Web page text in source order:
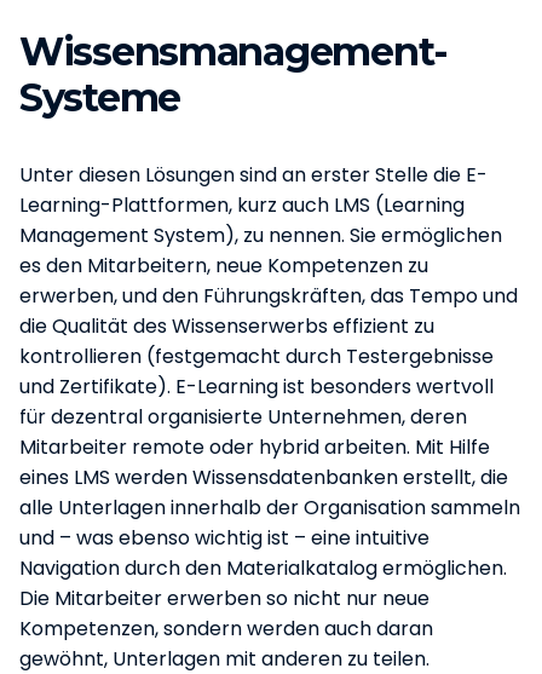
Wissensmanagement-
Systeme
Unter diesen Lösungen sind an erster Stelle die E-
Learning-Plattformen, kurz auch LMS (Learning
Management System), zu nennen. Sie ermöglichen
es den Mitarbeitern, neue Kompetenzen zu
erwerben, und den Führungskräften, das Tempo und
die Qualität des Wissenserwerbs effizient zu
kontrollieren (festgemacht durch Testergebnisse
und Zertifikate). E-Learning ist besonders wertvoll
für dezentral organisierte Unternehmen, deren
Mitarbeiter remote oder hybrid arbeiten. Mit Hilfe
eines LMS werden Wissensdatenbanken erstellt, die
alle Unterlagen innerhalb der Organisation sammeln
und – was ebenso wichtig ist – eine intuitive
Navigation durch den Materialkatalog ermöglichen.
Die Mitarbeiter erwerben so nicht nur neue
Kompetenzen, sondern werden auch daran
gewöhnt, Unterlagen mit anderen zu teilen.